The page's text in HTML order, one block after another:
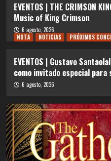
EVENTOS | THE CRIMSON
Music of King Crimson
6 agosto, 2026
NOTA
NOTICIAS PRÓXIMOS
EVENTOS | Gustavo
como invitado especial para
6 agosto, 2026